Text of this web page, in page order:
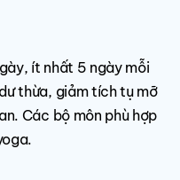
ít nhất 5 ngày mỗi
thừa, giảm tích tụ mỡ
Các bộ môn phù hợp